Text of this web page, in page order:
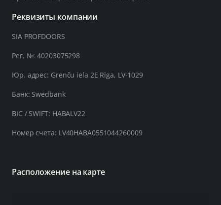
Реквизиты компании
SIA PROFDOORS
Рег. №: 40203075298
Юр. адрес: Grenču iela 2E Rīga, LV-1029
Банк: Swedbank
BIC / SWIFT: HABALV22
Номер счета: LV40HABA0551044260009
Расположение на карте